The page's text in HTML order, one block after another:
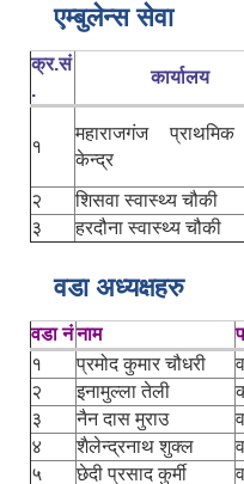
एम्बुलेन्स सेवा
क्र.सं
.
कार्यालय
१
महाराजगंज प्राथमिक
केन्द्र
२
शिसवा स्वास्थ्य चौकी
३
हरदौना स्वास्थ्य चौकी
वडा अध्यक्षहरु
वडा नंनाम
१
प्रमोद कुमार चौधरी
२
इनामुल्ला तेली
३
नैन दास मुराउ
४
शैलेन्द्रनाथ शुक्ल
५
छेदी प्रसाद कुर्मी